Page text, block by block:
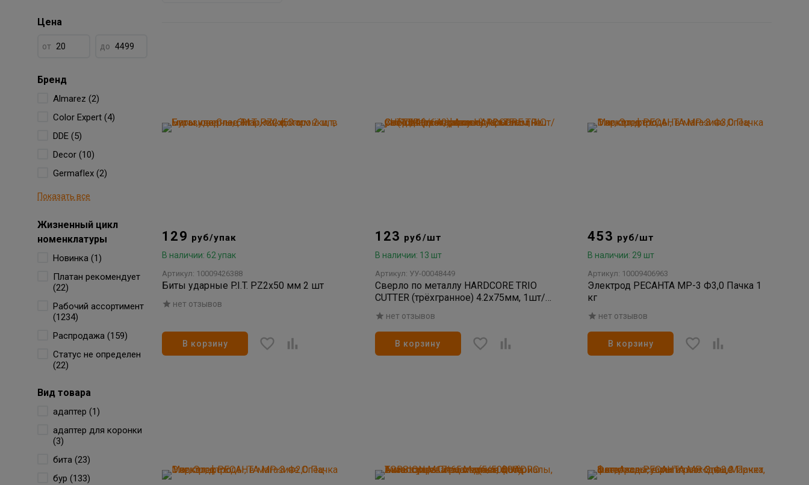
Цена
от до
Бренд
Almarez (2)
Color Expert (4)
DDE (5)
Decor (10)
Germaflex (2)
Показать все
Жизненный цикл
номенклатуры
Новинка (1)
Платан рекомендует
(22)
Рабочий ассортимент
(1234)
Распродажа (159)
Статус не определен
(22)
Вид товара
адаптер (1)
адаптер для коронки
(3)
бита (23)
бур (133)
129 руб/упак
В наличии: 62 упак
Артикул: 10009426388
Биты ударные P.I.T. PZ2x50 мм 2 шт
нет отзывов
В корзину
123 руб/шт
В наличии: 13 шт
Артикул: УУ-00048449
Сверло по металлу HARDCORE TRIO
CUTTER (трёхгранное) 4.2х75мм, 1шт/уп
(10/40/640)
нет отзывов
В корзину
453 руб/шт
В наличии: 29 шт
Артикул: 10009406963
Электрод РЕСАНТА МР-3 Ф3,0 Пачка 1
кг
нет отзывов
В корзину